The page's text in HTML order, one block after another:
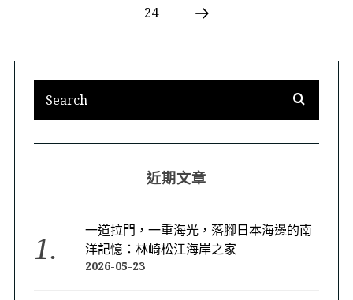
24
近期文章
一道拉門，一重海光，落腳日本海邊的南
洋記憶：林崎松江海岸之家
2026-05-23